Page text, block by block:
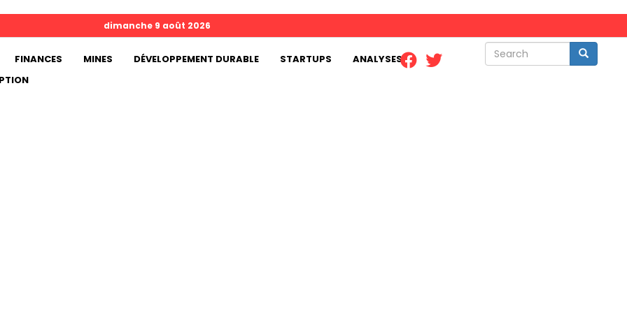
Search Search
dimanche 9 août 2026
FINANCES MINES DÉVELOPPEMENT DURABLE STARTUPS
ANALYSES